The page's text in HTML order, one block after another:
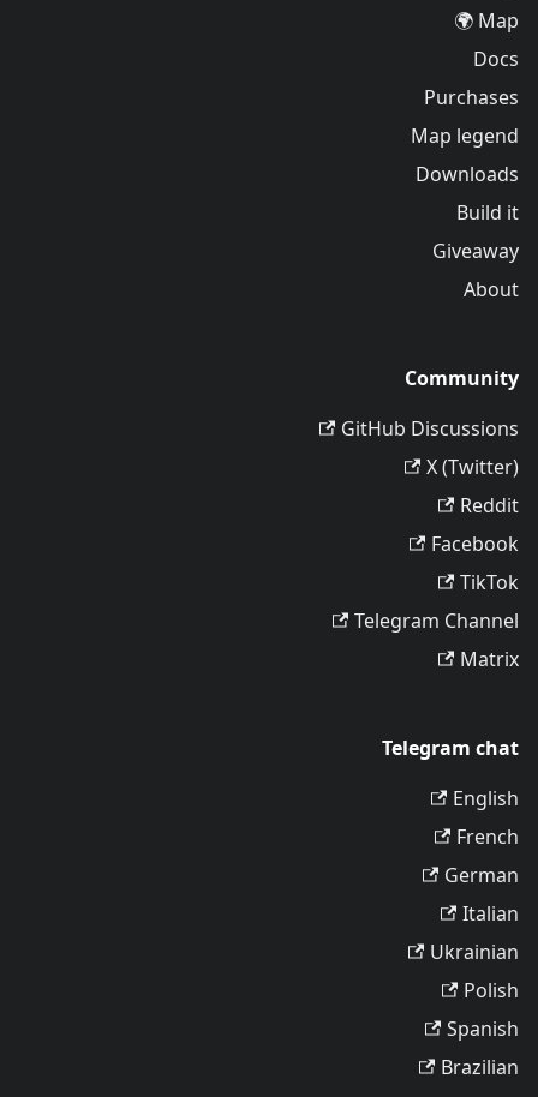
Map 🌍
Docs
Purchases
Map legend
Downloads
Build it
Giveaway
About
Community
GitHub Discussions
X (Twitter)
Reddit
Facebook
TikTok
Telegram Channel
Matrix
Telegram chat
English
French
German
Italian
Ukrainian
Polish
Spanish
Brazilian